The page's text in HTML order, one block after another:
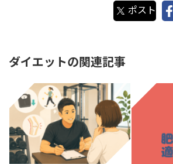
ポスト
ダイエットの関連記事